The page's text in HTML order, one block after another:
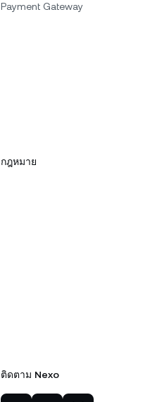
Payment Gateway
กฎหมาย
ติดตาม Nexo